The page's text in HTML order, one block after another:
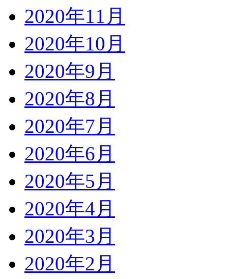
2020年11月
2020年10月
2020年9月
2020年8月
2020年7月
2020年6月
2020年5月
2020年4月
2020年3月
2020年2月